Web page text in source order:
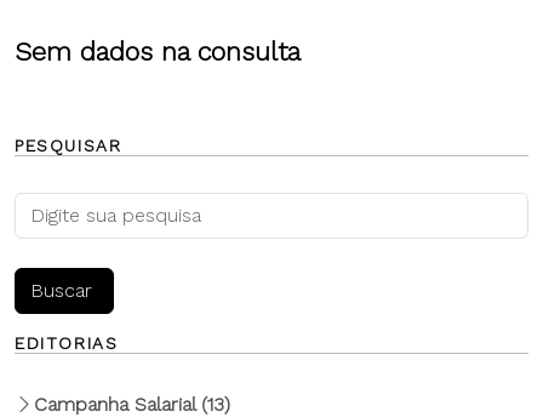
Sem dados na consulta
PESQUISAR
EDITORIAS
Campanha Salarial (13)